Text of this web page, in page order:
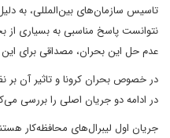
تاسیس سازمان‌های بین‌المللی، به
نتوانست پاسخ مناسبی به بسیاری
عدم حل این بحران، مصداقی برای
در خصوص بحران کرونا و تاثیر آن بر
در ادامه دو جریان اصلی را بررسی
جریان اول لیبرال‌های محافظه‌کار